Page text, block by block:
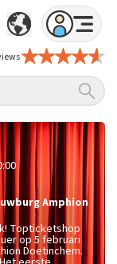
Amphion
Topticketshop
op 5 februari
Doetinchem.